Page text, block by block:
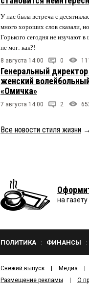
У нас была встреча с
много хороших слов сказали,
Горького сегодня не изучают
не мог: как?!
8 августа 14:00 0
Генеральный
женский
«Омичка»
7 августа 14:00 2
Все новости стиля жизни →
на
ПОЛИТИКА ФИНАНСЫ
Свежий выпуск Медиа
Размещение рекламы
О